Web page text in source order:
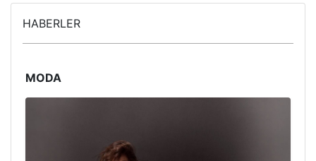
HABERLER
MODA